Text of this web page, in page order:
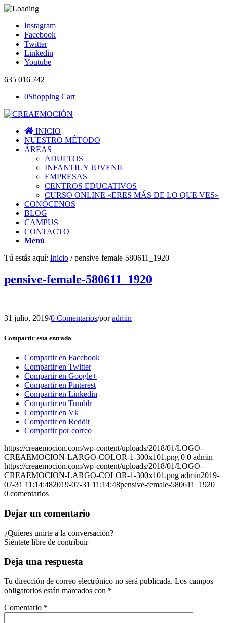
Instagram
Facebook
Twitter
Linkedin
Youtube
635 016 742
0Shopping Cart
INICIO
NUESTRO MÉTODO
ÁREAS
ADULTOS
INFANTIL Y JUVENIL
EMPRESAS
CENTROS EDUCATIVOS
CURSO ONLINE «ERES MÁS DE LO QUE VES»
CONÓCENOS
BLOG
CAMPUS
CONTACTO
Menú
Tú estás aquí: Inicio / pensive-female-580611_1920
pensive-female-580611_1920
31 julio, 2019/0 Comentarios/poradmin
Compartir esta entrada
Compartir en Facebook
Compartir en Twitter
Compartir en Google+
Compartir en Pinterest
Compartir en Linkedin
Compartir en Tumblr
Compartir en Vk
Compartir en Reddit
Compartir por correo
https://creaemocion.com/wp-content/uploads/2018/01/LOGO-
CREAEMOCION-LARGO-COLOR-1-300x101.png 0 0 admin
https://creaemocion.com/wp-content/uploads/2018/01/LOGO-
CREAEMOCION-LARGO-COLOR-1-300x101.png admin2019-
07-31 11:14:482019-07-31 11:14:48pensive-female-580611_1920
0 comentarios
Dejar un comentario
¿Quieres unirte a la conversación?
Siéntete libre de contribuir
Deja una respuesta
Tu dirección de correo electrónico no será publicada. Los campos
obligatorios están marcados con *
Comentario *